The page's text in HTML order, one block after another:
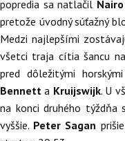
popredia sa natlačil
pretože úvodný súťažný
Medzi najlepšími
všetci traja cítia šancu
pred dôležitými
Bennett a Kruijswijk. U
na konci druhého týždňa
vyššie. Peter Sagan